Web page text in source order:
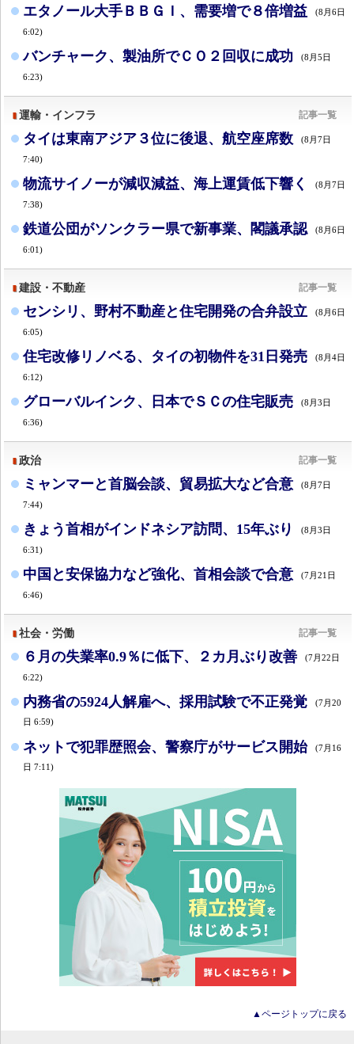
エタノール大手ＢＢＧＩ、需要増で８倍増益 (8月6日
6:02)
バンチャーク、製油所でＣＯ２回収に成功 (8月5日
6:23)
運輸・インフラ 記事一覧
タイは東南アジア３位に後退、航空座席数 (8月7日
7:40)
物流サイノーが減収減益、海上運賃低下響く (8月7日
7:38)
鉄道公団がソンクラー県で新事業、閣議承認 (8月6日
6:01)
建設・不動産 記事一覧
センシリ、野村不動産と住宅開発の合弁設立 (8月6日
6:05)
住宅改修リノベる、タイの初物件を31日発売 (8月4日
6:12)
グローバルインク、日本でＳＣの住宅販売 (8月3日
6:36)
政治 記事一覧
ミャンマーと首脳会談、貿易拡大など合意 (8月7日
7:44)
きょう首相がインドネシア訪問、15年ぶり (8月3日
6:31)
中国と安保協力など強化、首相会談で合意 (7月21日
6:46)
社会・労働 記事一覧
６月の失業率0.9％に低下、２カ月ぶり改善 (7月22日
6:22)
内務省の5924人解雇へ、採用試験で不正発覚
(7月20
日 6:59)
ネットで犯罪歴照会、警察庁がサービス開始
(7月16
日 7:11)
▲ページトップに戻る